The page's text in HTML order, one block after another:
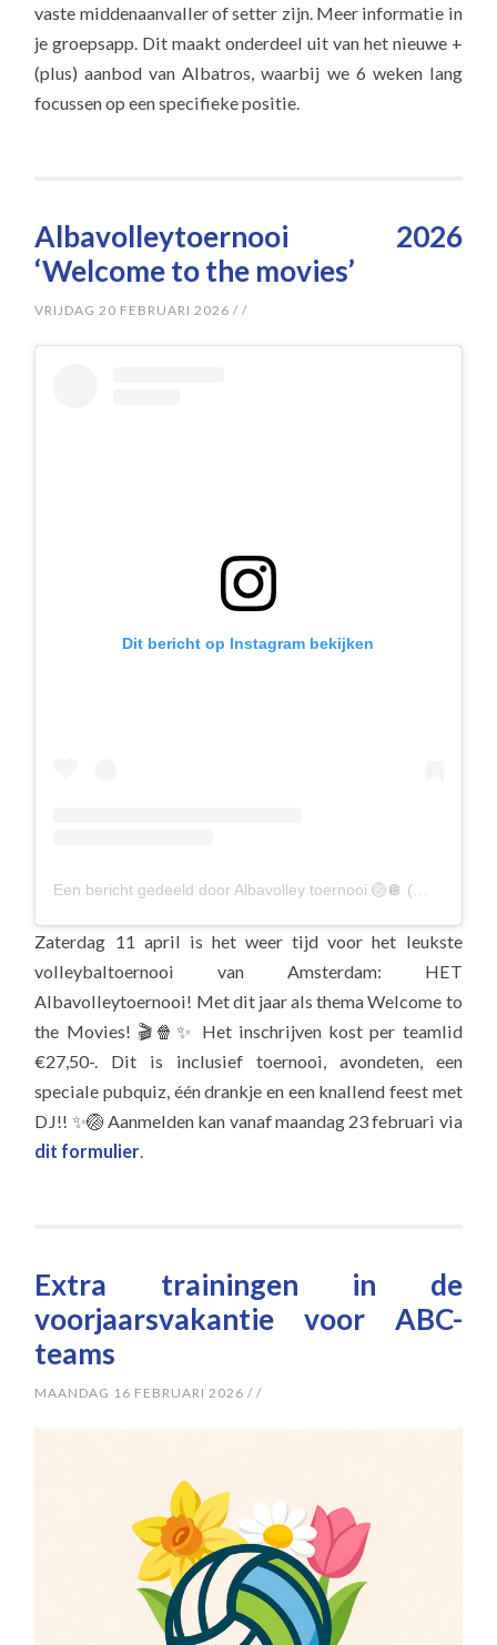
vaste middenaanvaller of setter zijn. Meer informatie in
je groepsapp. Dit maakt onderdeel uit van het nieuwe +
(plus) aanbod van Albatros, waarbij we 6 weken lang
focussen op een specifieke positie.
Albavolleytoernooi 2026
‘Welcome to the movies’
VRIJDAG 20 FEBRUARI 2026 //
Dit bericht op Instagram bekijken
Een bericht gedeeld door Albavolley toernooi 🏐🪩 (@albavolleytoernooi26)
Zaterdag 11 april is het weer tijd voor het leukste
volleybaltoernooi van Amsterdam: HET
Albavolleytoernooi! Met dit jaar als thema Welcome to
the Movies! 🎬🍿✨️ Het inschrijven kost per teamlid
€27,50-. Dit is inclusief toernooi, avondeten, een
speciale pubquiz, één drankje en een knallend feest met
DJ!! ✨🏐 Aanmelden kan vanaf maandag 23 februari via
dit formulier.
Extra trainingen in de
voorjaarsvakantie voor ABC-
teams
MAANDAG 16 FEBRUARI 2026 //